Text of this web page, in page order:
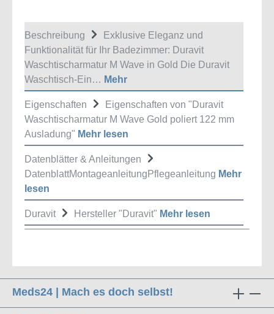
Beschreibung
Exklusive Eleganz und
Funktionalität für Ihr Badezimmer: Duravit
Waschtischarmatur M Wave in Gold Die Duravit
Waschtisch-Ein… Mehr
Eigenschaften
Eigenschaften von "Duravit
Waschtischarmatur M Wave Gold poliert 122 mm
Ausladung" Mehr lesen
Datenblätter & Anleitungen
DatenblattMontageanleitungPflegeanleitung Mehr
lesen
Duravit Hersteller "Duravit" Mehr lesen
Meds24 | Mach es doch selbst!